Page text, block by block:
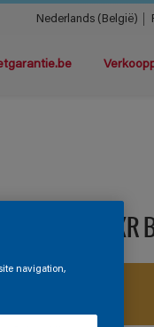
Nederlands (België)
Permacryl
navigation,